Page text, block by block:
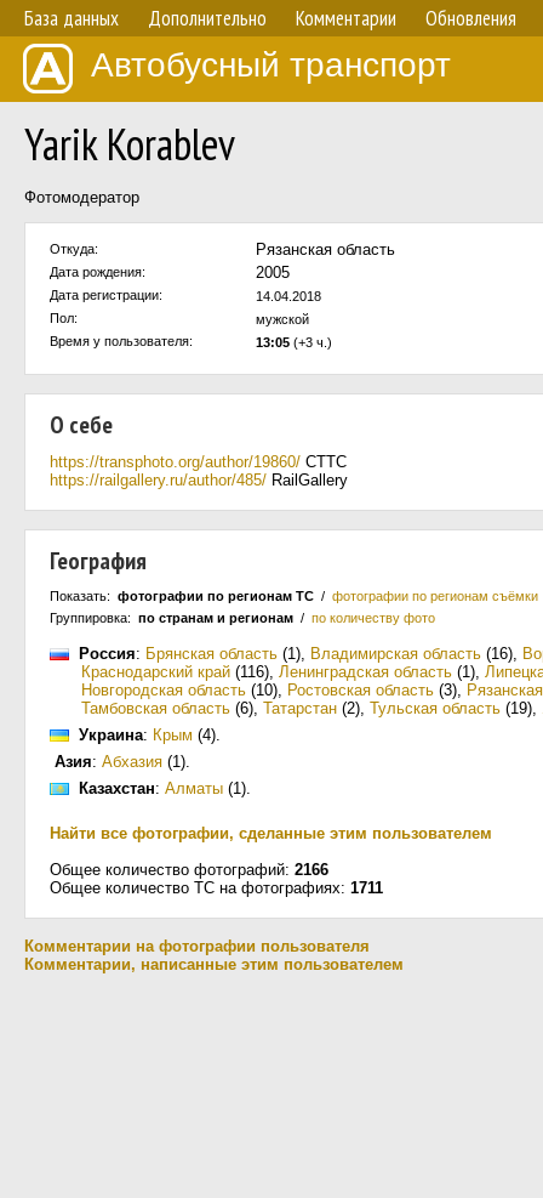
База данных Дополнительно Комментарии Обновления
Автобусный транспорт
Yarik Korablev
Фотомодератор
Откуда: Рязанская область
Дата рождения: 2005
Дата регистрации:
14.04.2018
Пол:
мужской
Время у пользователя:
13:05 (+3 ч.)
О себе
https://transphoto.org/author/19860/ CTTC
https://railgallery.ru/author/485/ RailGallery
География
Показать: фотографии по регионам ТС / фотографии по регионам съёмки
Группировка: по странам и регионам / по количеству фото
Россия: Брянская область (1), Владимирская область (16),
Краснодарский край (116), Ленинградская область (1),
Новгородская область (10), Ростовская область (3),
Тамбовская область (6), Татарстан (2), Тульская область (19),
Украина: Крым (4).
Азия: Абхазия (1).
Казахстан: Алматы (1).
Найти все фотографии, сделанные этим пользователем
Общее количество фотографий: 2166
Общее количество ТС на фотографиях: 1711
Комментарии на фотографии пользователя
Комментарии, написанные этим пользователем